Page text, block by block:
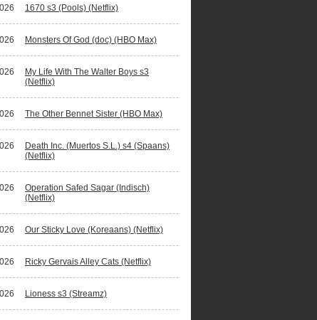
1670 s3 (Pools) (Netflix)
Monsters Of God (doc) (HBO Max)
My Life With The Walter Boys s3
(Netflix)
The Other Bennet Sister (HBO Max)
Death Inc. (Muertos S.L.) s4 (Spaans)
(Netflix)
Operation Safed Sagar (Indisch)
(Netflix)
Our Sticky Love (Koreaans) (Netflix)
Ricky Gervais Alley Cats (Netflix)
Lioness s3 (Streamz)